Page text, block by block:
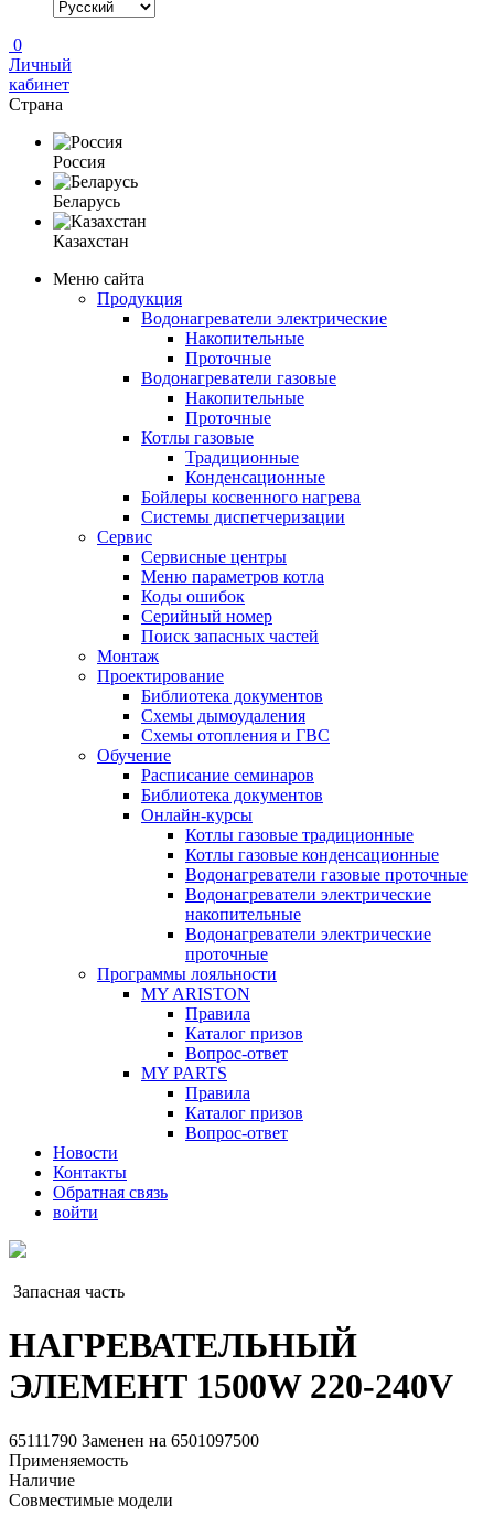
0
Личный
кабинет
Страна
Россия
Беларусь
Казахстан
Меню сайта
Продукция
Водонагреватели электрические
Накопительные
Проточные
Водонагреватели газовые
Накопительные
Проточные
Котлы газовые
Традиционные
Конденсационные
Бойлеры косвенного нагрева
Системы диспетчеризации
Сервис
Сервисные центры
Меню параметров котла
Коды ошибок
Серийный номер
Поиск запасных частей
Монтаж
Проектирование
Библиотека документов
Схемы дымоудаления
Схемы отопления и ГВС
Обучение
Расписание семинаров
Библиотека документов
Онлайн-курсы
Котлы газовые традиционные
Котлы газовые конденсационные
Водонагреватели газовые проточные
Водонагреватели электрические
накопительные
Водонагреватели электрические
проточные
Программы лояльности
MY ARISTON
Правила
Каталог призов
Вопрос-ответ
MY PARTS
Правила
Каталог призов
Вопрос-ответ
Новости
Контакты
Обратная связь
войти
Запасная часть
НАГРЕВАТЕЛЬНЫЙ
ЭЛЕМЕНТ 1500W 220-240V
65111790 Заменен на 6501097500
Применяемость
Наличие
Совместимые модели